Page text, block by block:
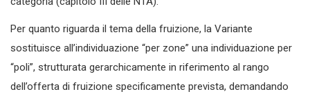
Per quanto riguarda il tema della fruizione, la Variante
sostituisce all’individuazione “per zone” una individuazione per
“poli”, strutturata gerarchicamente in riferimento al rango
dell’offerta di fruizione specificamente prevista, demandando